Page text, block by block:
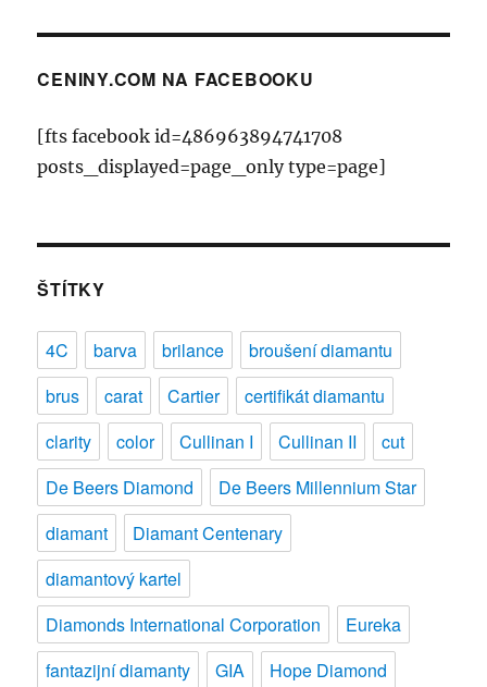
CENINY.COM NA FACEBOOKU
[fts facebook id=486963894741708
posts_displayed=page_only type=page]
ŠTÍTKY
4C barva brilance
broušení diamantu
brus
carat Cartier
certifikát diamantu
clarity
color Cullinan I Cullinan II
cut
De Beers Diamond
De Beers Millennium Star
diamant
Diamant Centenary
diamantový kartel
Diamonds International Corporation
Eureka
fantazijní diamanty
GIA
Hope Diamond